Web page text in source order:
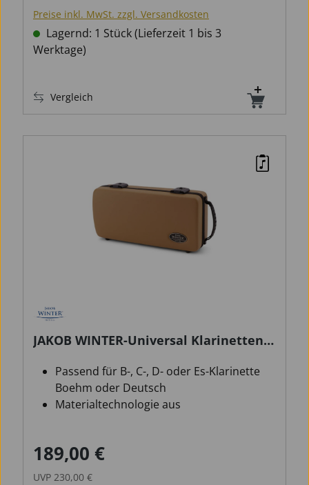
Preise inkl. MwSt. zzgl. Versandkosten
Lagernd: 1 Stück (Lieferzeit 1 bis 3
Werktage)
Vergleich
JAKOB WINTER-Universal Klarinetten
Passend für B-, C-, D- oder Es-Klarinette
Boehm oder Deutsch
Materialtechnologie aus
Strapazierfähige, schockabsorbierende
Hartschale
Verkaufspreis:
189,00 €
UVP 230,00 €